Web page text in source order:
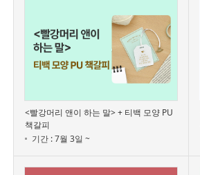
<빨강머리 앤이 하는 말> + 티백 모양 PU
책갈피
기간 : 7월 3일 ~